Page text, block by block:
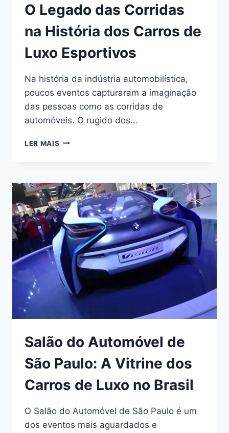
O Legado das Corridas
na História dos Carros de
Luxo Esportivos
Na história da indústria automobilística,
poucos eventos capturaram a imaginação
das pessoas como as corridas de
automóveis. O rugido dos…
LER MAIS O
NA
HISTÓRIA
DOS
CARROS
DE
LUXO
ESPORTIVOS
Salão do Automóvel de
São Paulo: A Vitrine dos
Carros de Luxo no Brasil
O Salão do Automóvel de São Paulo é um
dos eventos mais aguardados e